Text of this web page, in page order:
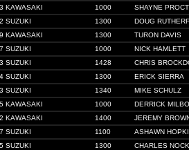
KAWASAKI 1000
SHAYNE
SUZUKI 1300
DOUG
KAWASAKI 1300
TURON DAVIS
SUZUKI 1000
NICK HAMLETT
SUZUKI 1428
CHRIS
SUZUKI 1300
ERICK SIERRA
SUZUKI 1340
MIKE SCHULZ
KAWASAKI 1000
DERRICK
KAWASAKI 1400
JEREMY
SUZUKI 1100
ASHAWN
SUZUKI 1300
CHARLES NOCK